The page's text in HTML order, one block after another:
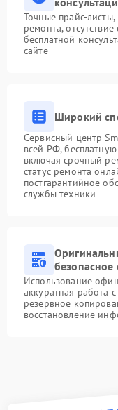
Точные прайс-
ремонта,
бесплатной
сайте
Широкий
Сервисный центр
всей РФ,
включая срочный
статус ремонта
постгарантийное
службы техники
Использование
аккуратная работа
резервное
восстановление